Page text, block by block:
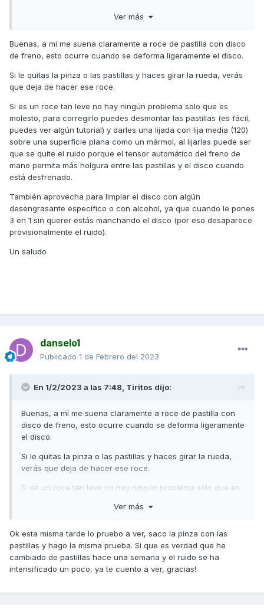
Muchas gracias.
Ver más
Buenas, a mí me suena claramente a roce de pastilla con disco
de freno, esto ocurre cuando se deforma ligeramente el disco.
Si le quitas la pinza o las pastillas y haces girar la rueda, verás
que deja de hacer ese roce.
Si es un roce tan leve no hay ningún problema solo que es
molesto, para corregirlo puedes desmontar las pastillas (es fácil,
puedes ver algún tutorial) y darles una lijada con lija media (120)
sobre una superficie plana como un mármol, al lijarlas puede ser
que se quite el ruido porque el tensor automático del freno de
mano permita más holgura entre las pastillas y el disco cuando
está desfrenado.
También aprovecha para limpiar el disco con algún
desengrasante específico o con alcohol, ya que cuando le pones
3 en 1 sin querer estás manchando el disco (por eso desaparece
provisionalmente el ruido).
Un saludo
danselo1
Publicado 1 de Febrero del 2023
En 1/2/2023 a las 7:48, Tiritos dijo:
Buenas, a mí me suena claramente a roce de pastilla con
disco de freno, esto ocurre cuando se deforma ligeramente
el disco.
Si le quitas la pinza o las pastillas y haces girar la rueda,
verás que deja de hacer ese roce.
Si es un roce tan leve no hay ningún problema solo que es
fácil, puedes ver algún tutorial) y darles una lijada con lija
lijarlas puede ser que se quite el ruido porque el tensor
automático del freno de mano permita más holgura entre
las pastillas y el disco cuando está desfrenado.
Ver más
Ok esta misma tarde lo pruebo a ver, saco la pinza con las
pastillas y hago la misma prueba. Si que es verdad que he
cambiado de pastillas hace una semana y el ruido se ha
intensificado un poco, ya te cuento a ver, gracias!.